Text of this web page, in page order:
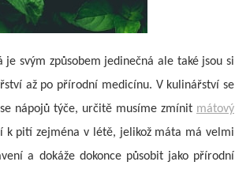
svým způsobem jedinečná ale také jsou si
až po přírodní medicínu. V kulinářství se
nápojů týče, určitě musíme zmínit mátový
k pití zejména v létě, jelikož máta má velmi
a dokáže dokonce působit jako přírodní